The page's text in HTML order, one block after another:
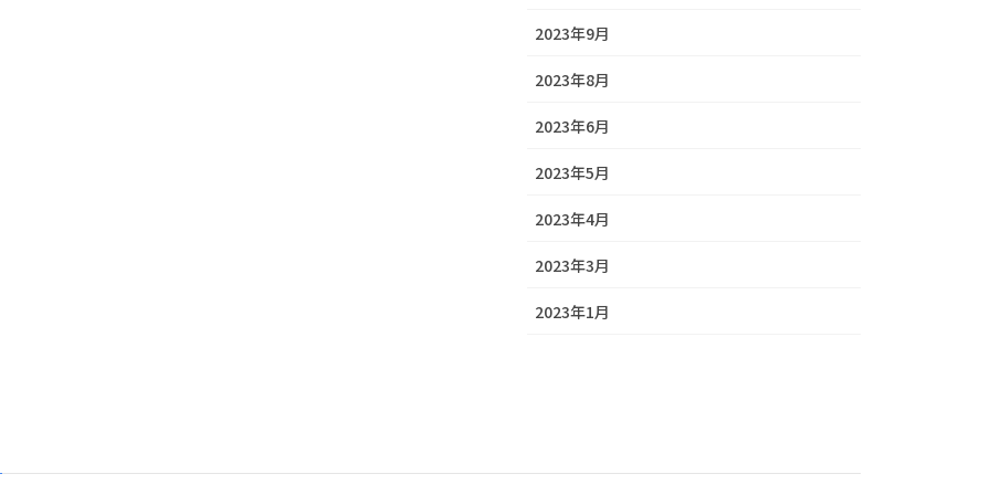
2023年9月
2023年8月
2023年6月
2023年5月
2023年4月
2023年3月
2023年1月